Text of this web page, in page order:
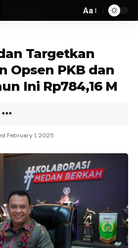
Aa
Targetkan
Opsen PKB dan
Ini Rp784,16 M
February 1, 2025